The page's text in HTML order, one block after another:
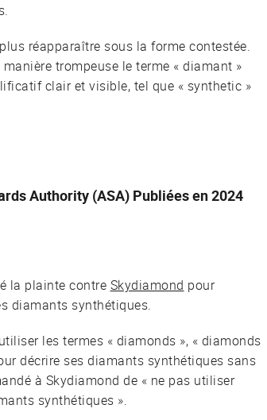
réapparaître sous la forme contestée.
trompeuse le terme « diamant »
clair et visible, tel que « synthetic »
Authority (ASA) Publiées en 2024
la plainte contre Skydiamond pour
diamants synthétiques.
les termes « diamonds », « diamonds
décrire ses diamants synthétiques sans
à Skydiamond de « ne pas utiliser
synthétiques ».